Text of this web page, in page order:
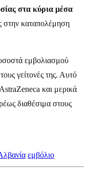
στα κύρια μέσα
στην καταπολέμηση
εμβολιασμού
γείτονές της. Αυτό
και μερικά
διαθέσιμα στους
εμβόλιο